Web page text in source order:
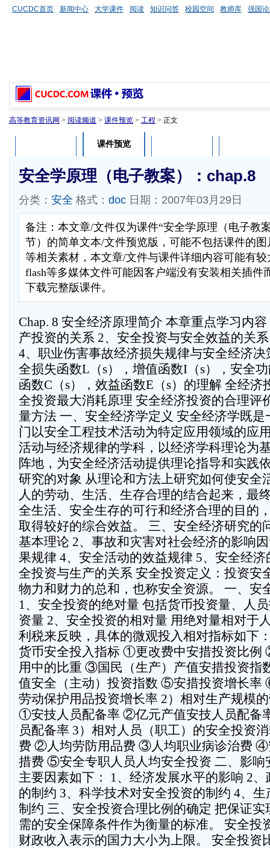
CUCDC首页 新闻中心 大学课件 阅读 知识问答 校园空间 教师库 强国
高等教育资讯网 > 阅读频道 > 课件预览 > 工程 > 正文
课件预览
安全学原理（电子教案）：chap.8
分类： 安全 格式： doc 日期：2007年03月29日
备注：本文章/文件仅为课件“安全学原理（电子教
节）的简单文本/文件预览版，可能不包括课件的
等相关素材，本文章/文件与课件详细内容可能有
flash等多媒体文件可能因客户端没有安装相关插件
下载完整版课件。
Chap. 8 安全经济原理简介 本章重点学习内
产投资的关系 2、安全投资与安全效益的关
4、职业伤害事故经济损失规律与安全经济
全损失函数L（s），增值函数I（s），安全
函数C（s），效益函数E（s）的理解 全经济
全投资最大消耗原理 安全经济投资的合理评
量方法 一、安全经济学定义 安全经济学既
门以安全工程技术活动为特定应用领域的应
活动与经济规律的学科，以经济学科理论为
阵地，为安全经济活动提供理论指导和实践
研究的对象 从理论和方法上研究如何使安全
人的劳动、生活、生存合理的结合起来，最
全生活、安全生存的可行和经济合理的目的
取得较好的综合效益。 三、安全经济研究的
基本理论 2、事故和灾害对社会经济的影响
果规律 4、安全活动的效益规律 5、安全经济
全投资与生产的关系 安全投资定义：投资安
物力和财力的总和，也称安全资源。 一、安
1、安全投资的绝对量 包括货币投资量、人
资量 2、安全投资的相对量 用绝对量相对于
利税来反映，具体的微观投入相对指标如下
货币安全投入指标 ①更改费中安措投资比例
用中的比重 ③国民（生产）产值安措投资指
值安全（主动）投资指数 ⑤安措投资增长
劳动保护用品投资增长率 2）相对生产规模
①安技人员配备率 ②亿元产值安技人员配备
员配备率 3）相对人员（职工）的安全投资
费 ②人均劳防用品费 ③人均职业病诊治费 ④
措费 ⑤安全专职人员人均安全投资 二、影响
主要因素如下： 1、经济发展水平的影响 2
的制约 3、科学技术对安全投资的制约 4、
制约 三、安全投资合理比例的确定 把保证
需的安全保障条件作为衡量的标准。 安全投
财政收入表示的国力大小为上限。 安全投资